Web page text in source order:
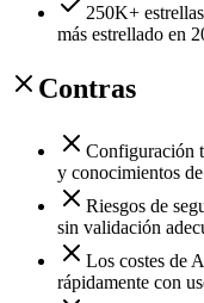
250K+
más estrellado en
Contras
Configuración
y conocimientos
Riesgos de
sin validación
Los costes de
rápidamente con